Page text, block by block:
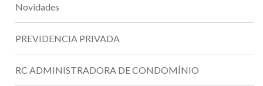
Novidades
PREVIDENCIA PRIVADA
RC ADMINISTRADORA DE CONDOMÍNIO